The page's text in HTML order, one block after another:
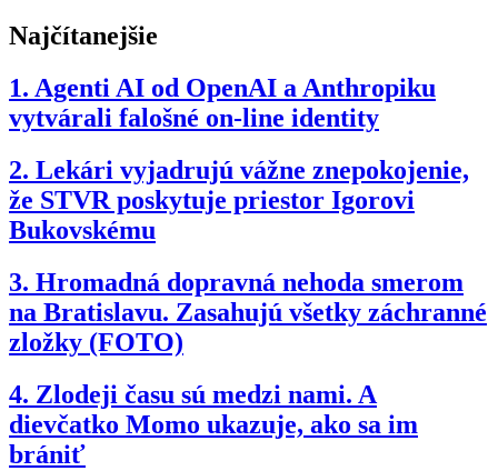
Najčítanejšie
1. Agenti AI od OpenAI a Anthropiku
vytvárali falošné on-line identity
2. Lekári vyjadrujú vážne znepokojenie,
že STVR poskytuje priestor Igorovi
Bukovskému
3. Hromadná dopravná nehoda smerom
na Bratislavu. Zasahujú všetky záchranné
zložky (FOTO)
4. Zlodeji času sú medzi nami. A
dievčatko Momo ukazuje, ako sa im
brániť